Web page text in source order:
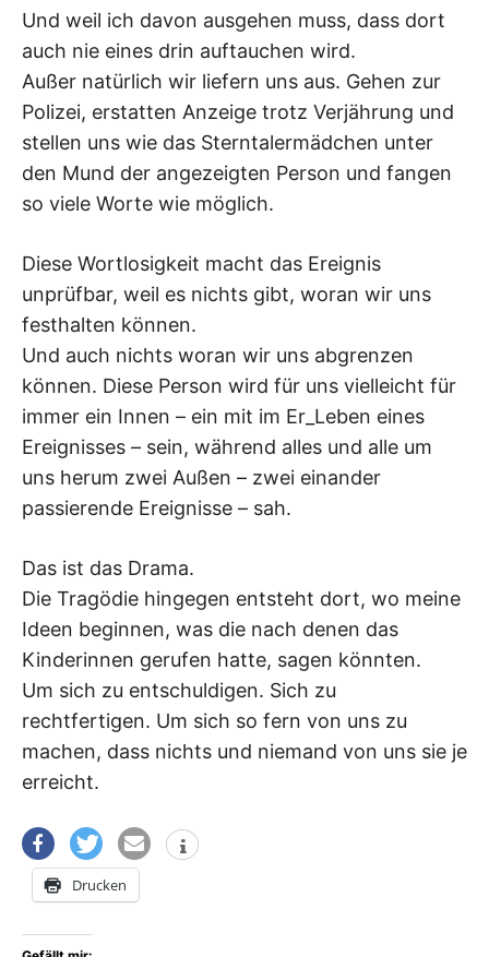
Und weil ich davon ausgehen muss, dass dort
auch nie eines drin auftauchen wird.
Außer natürlich wir liefern uns aus. Gehen zur
Polizei, erstatten Anzeige trotz Verjährung und
stellen uns wie das Sterntalermädchen unter
den Mund der angezeigten Person und fangen
so viele Worte wie möglich.
Diese Wortlosigkeit macht das Ereignis
unprüfbar, weil es nichts gibt, woran wir uns
festhalten können.
Und auch nichts woran wir uns abgrenzen
können. Diese Person wird für uns vielleicht für
immer ein Innen – ein mit im Er_Leben eines
Ereignisses – sein, während alles und alle um
uns herum zwei Außen – zwei einander
passierende Ereignisse – sah.
Das ist das Drama.
Die Tragödie hingegen entsteht dort, wo meine
Ideen beginnen, was die nach denen das
Kinderinnen gerufen hatte, sagen könnten.
Um sich zu entschuldigen. Sich zu
rechtfertigen. Um sich so fern von uns zu
machen, dass nichts und niemand von uns sie je
erreicht.
Drucken